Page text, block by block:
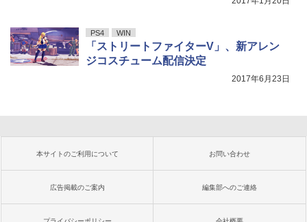
PS4 WIN
「ストリートファイターV」、新アレン
ジコスチューム配信決定
2017年6月23日
本サイトのご利用について お問い合わせ
広告掲載のご案内 編集部へのご連絡